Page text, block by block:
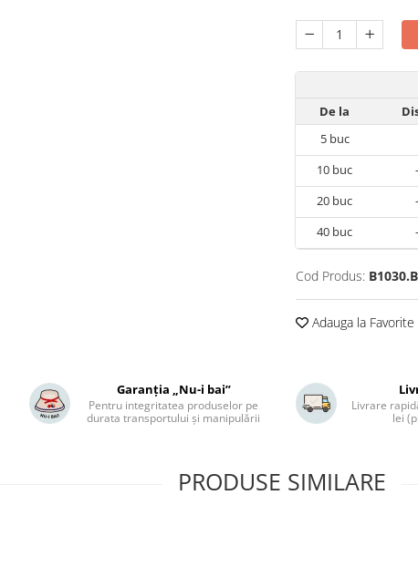
De la
5buc
10 buc
20 buc
40 buc
Cod Produs:
Adauga la Favorite
Garanția „Nu-i bai”
Pentru integritatea produselor pe
durata transportului și manipulării
Livrare
lei
PRODUSE SIMILARE